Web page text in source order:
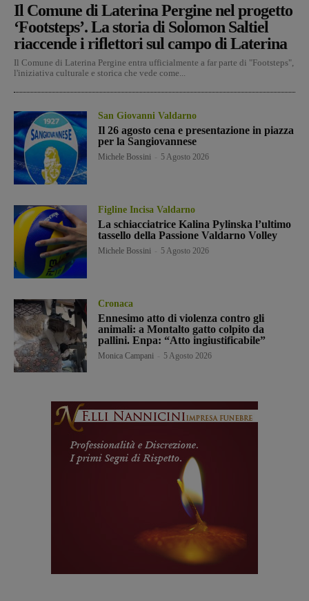
Il Comune di Laterina Pergine nel progetto
‘Footsteps’. La storia di Solomon Saltiel
riaccende i riflettori sul campo di Laterina
Il Comune di Laterina Pergine entra ufficialmente a far parte di "Footsteps",
l'iniziativa culturale e storica che vede come...
San Giovanni Valdarno
Il 26 agosto cena e presentazione in piazza
per la Sangiovannese
Michele Bossini 5 Agosto 2026
Figline Incisa Valdarno
La schiacciatrice Kalina Pylinska l’ultimo
tassello della Passione Valdarno Volley
Michele Bossini 5 Agosto 2026
Cronaca
Ennesimo atto di violenza contro gli
animali: a Montalto gatto colpito da
pallini. Enpa: “Atto ingiustificabile”
Monica Campani 5 Agosto 2026